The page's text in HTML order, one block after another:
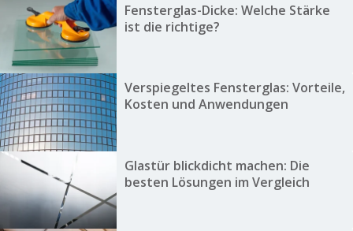
Fensterglas-Dicke: Welche Stärke
ist die richtige?
Verspiegeltes Fensterglas: Vorteile,
Kosten und Anwendungen
Glastür blickdicht machen: Die
besten Lösungen im Vergleich